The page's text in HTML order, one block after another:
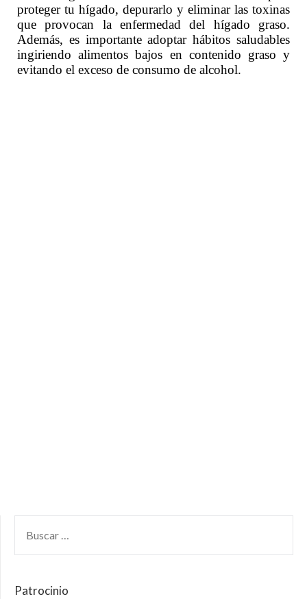
proteger tu hígado, depurarlo y eliminar las toxinas
que provocan la enfermedad del hígado graso.
Además, es importante adoptar hábitos saludables
ingiriendo alimentos bajos en contenido graso y
evitando el exceso de consumo de alcohol.
Patrocinio